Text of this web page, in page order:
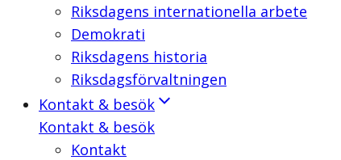
Riksdagens internationella arbete
Demokrati
Riksdagens historia
Riksdagsförvaltningen
Kontakt & besök
Kontakt & besök
Kontakt